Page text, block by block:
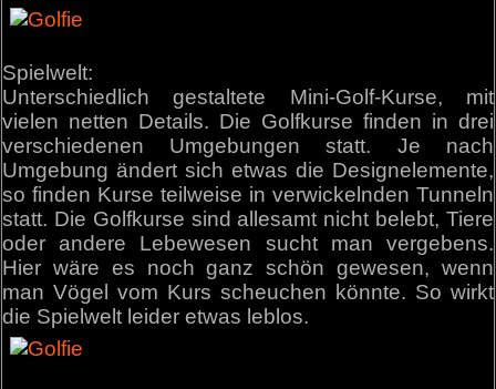
Spielwelt:
Unterschiedlich gestaltete Mini-Golf-Kurse, mit
vielen netten Details. Die Golfkurse finden in drei
verschiedenen Umgebungen statt. Je nach
Umgebung ändert sich etwas die Designelemente,
so finden Kurse teilweise in verwickelnden Tunneln
statt. Die Golfkurse sind allesamt nicht belebt, Tiere
oder andere Lebewesen sucht man vergebens.
Hier wäre es noch ganz schön gewesen, wenn
man Vögel vom Kurs scheuchen könnte. So wirkt
die Spielwelt leider etwas leblos.